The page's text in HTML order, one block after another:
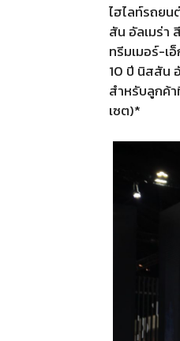
ไฮไลท์รถย
สัน อัลเมร่า
ทรีมเมอร์-เ
10 ปี นิสสัน
สำหรับลูกค้
เซต)*